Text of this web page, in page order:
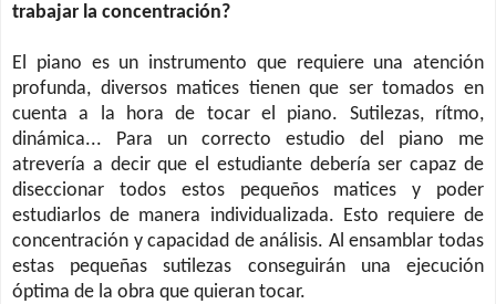
trabajar la concentración?
El piano es un instrumento que requiere una atención
profunda, diversos matices tienen que ser tomados en
cuenta a la hora de tocar el piano. Sutilezas, rítmo,
dinámica... Para un correcto estudio del piano me
atrevería a decir que el estudiante debería ser capaz de
diseccionar todos estos pequeños matices y poder
estudiarlos de manera individualizada. Esto requiere de
concentración y capacidad de análisis. Al ensamblar todas
estas pequeñas sutilezas conseguirán una ejecución
óptima de la obra que quieran tocar.